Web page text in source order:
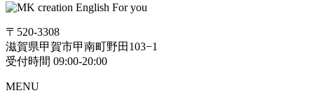
〒520-3308
滋賀県甲賀市甲南町野田103−1
受付時間 09:00-20:00
MENU